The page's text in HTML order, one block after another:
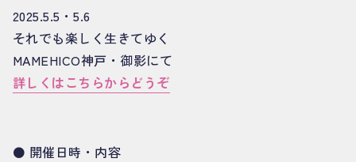
2025.5.5・5.6
それでも楽しく生きてゆく
MAMEHICO神戸・御影にて
詳しくはこちらからどうぞ
⚫️ 開催日時・内容